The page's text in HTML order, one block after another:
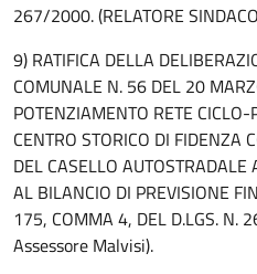
267/2000. (RELATORE
9) RATIFICA DELLA
COMUNALE N. 56 DEL 20
POTENZIAMENTO RETE
CENTRO STORICO DI FIDENZA
DEL CASELLO AUTOSTRADALE
AL BILANCIO DI PREVISIONE
175, COMMA 4, DEL D.LGS. N.
Assessore Malvisi).